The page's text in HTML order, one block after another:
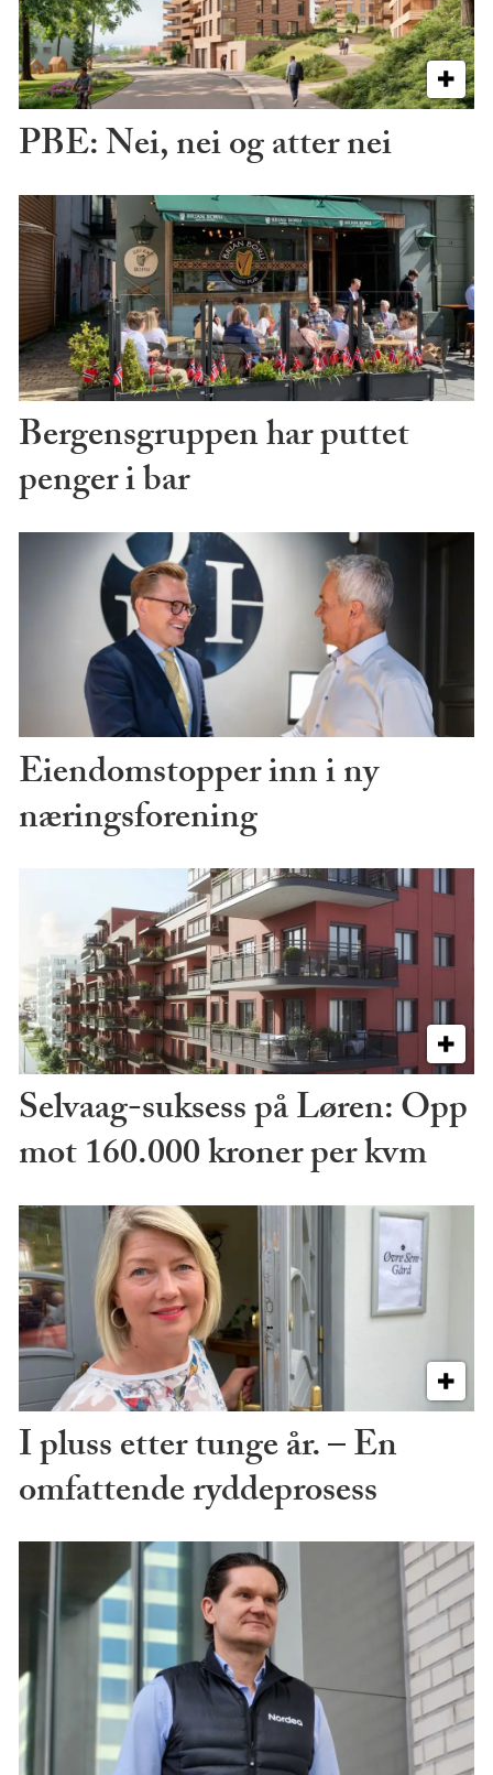
PBE: Nei, nei og atter nei
Bergensgruppen har puttet
penger i bar
Eiendomstopper inn i ny
næringsforening
Selvaag-suksess på Løren: Opp
mot 160.000 kroner per kvm
I pluss etter tunge år. – En
omfattende ryddeprosess